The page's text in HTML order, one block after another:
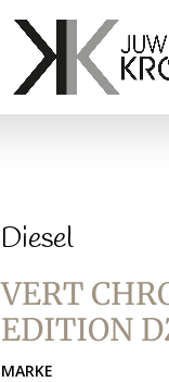
Diesel
VERT
EDITION
MARKE